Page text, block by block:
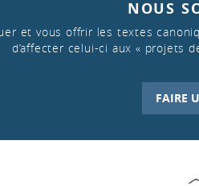
NOUS
et vous offrir les textes
d’affecter celui-ci aux « projets
FAIRE